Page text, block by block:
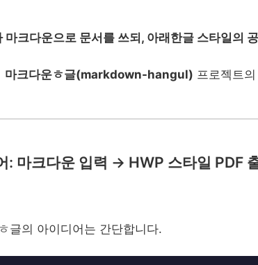
마크다운으로 문서를 쓰되, 아래한글 스타일의
마크다운ㅎ글(markdown-hangul) 프로젝트
: 마크다운 입력 → HWP 스타일 PDF
글의 아이디어는 간단합니다.